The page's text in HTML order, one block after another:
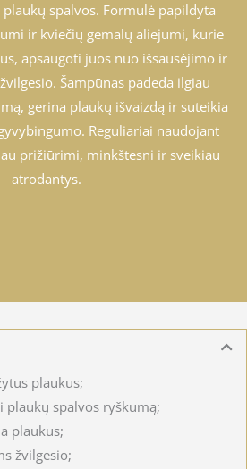
plaukų spalvos. Formulė papildyta
ir kviečių gemalų aliejumi, kurie
apsaugoti juos nuo išsausėjimo ir
Šampūnas padeda ilgiau
gerina plaukų išvaizdą ir suteikia
Reguliariai naudojant
prižiūrimi, minkštesni ir sveikiau
atrodantys.
plaukus;
plaukų spalvos ryškumą;
plaukus;
žvilgesio;